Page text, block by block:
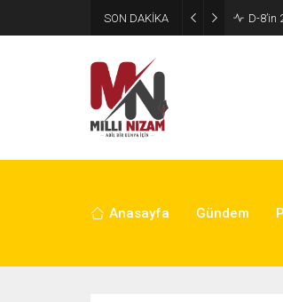
SON DAKİKA Son
Anasayfa Gündem